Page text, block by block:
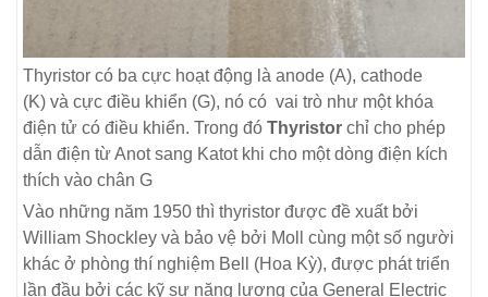
Thyristor có ba cực hoạt động là anode (A), cathode
(K) và cực điều khiển (G), nó có vai trò như một khóa
điện tử có điều khiển. Trong đó Thyristor chỉ cho phép
dẫn điện từ Anot sang Katot khi cho một dòng điện kích
thích vào chân G
Vào những năm 1950 thì thyristor được đề xuất bởi
William Shockley và bảo vệ bởi Moll cùng một số người
khác ở phòng thí nghiệm Bell (Hoa Kỳ), được phát triển
lần đầu bởi các kỹ sư năng lượng của General Electric